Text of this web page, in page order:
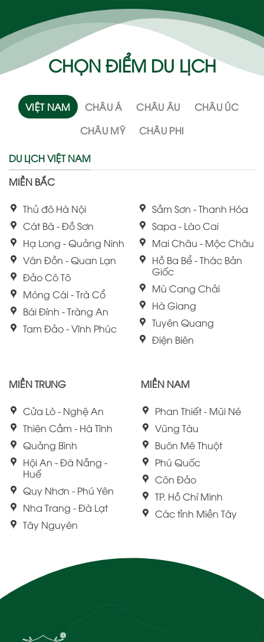
CHỌN ĐIỂM DU LỊCH
VIỆT NAM CHÂU Á CHÂU ÂU
CHÂU ÚC
CHÂU MỸ
CHÂU PHI
DU LỊCH VIỆT NAM
MIỀN BẮC
Thủ đô Hà Nội
Cát Bà - Đồ Sơn
Hạ Long - Quảng Ninh
Vân Đồn - Quan Lạn
Đảo Cô Tô
Móng Cái - Trà Cổ
Bái Đính - Tràng An
Tam Đảo - Vĩnh Phúc
Sầm Sơn - Thanh Hóa
Sapa - Lào Cai
Mai Châu - Mộc Châu
Hồ Ba Bể - Thác Bản
Giốc
Mù Cang Chải
Hà Giang
Tuyên Quang
Điện Biên
MIỀN TRUNG
Cửa Lò - Nghệ An
Thiên Cầm - Hà Tĩnh
Quảng Bình
Hội An - Đà Nẵng -
Huế
Quy Nhơn - Phú Yên
Nha Trang - Đà Lạt
Tây Nguyên
MIỀN NAM
Phan Thiết - Mũi Né
Vũng Tàu
Buôn Mê Thuột
Phú Quốc
Côn Đảo
TP. Hồ Chí Minh
Các tỉnh Miền Tây